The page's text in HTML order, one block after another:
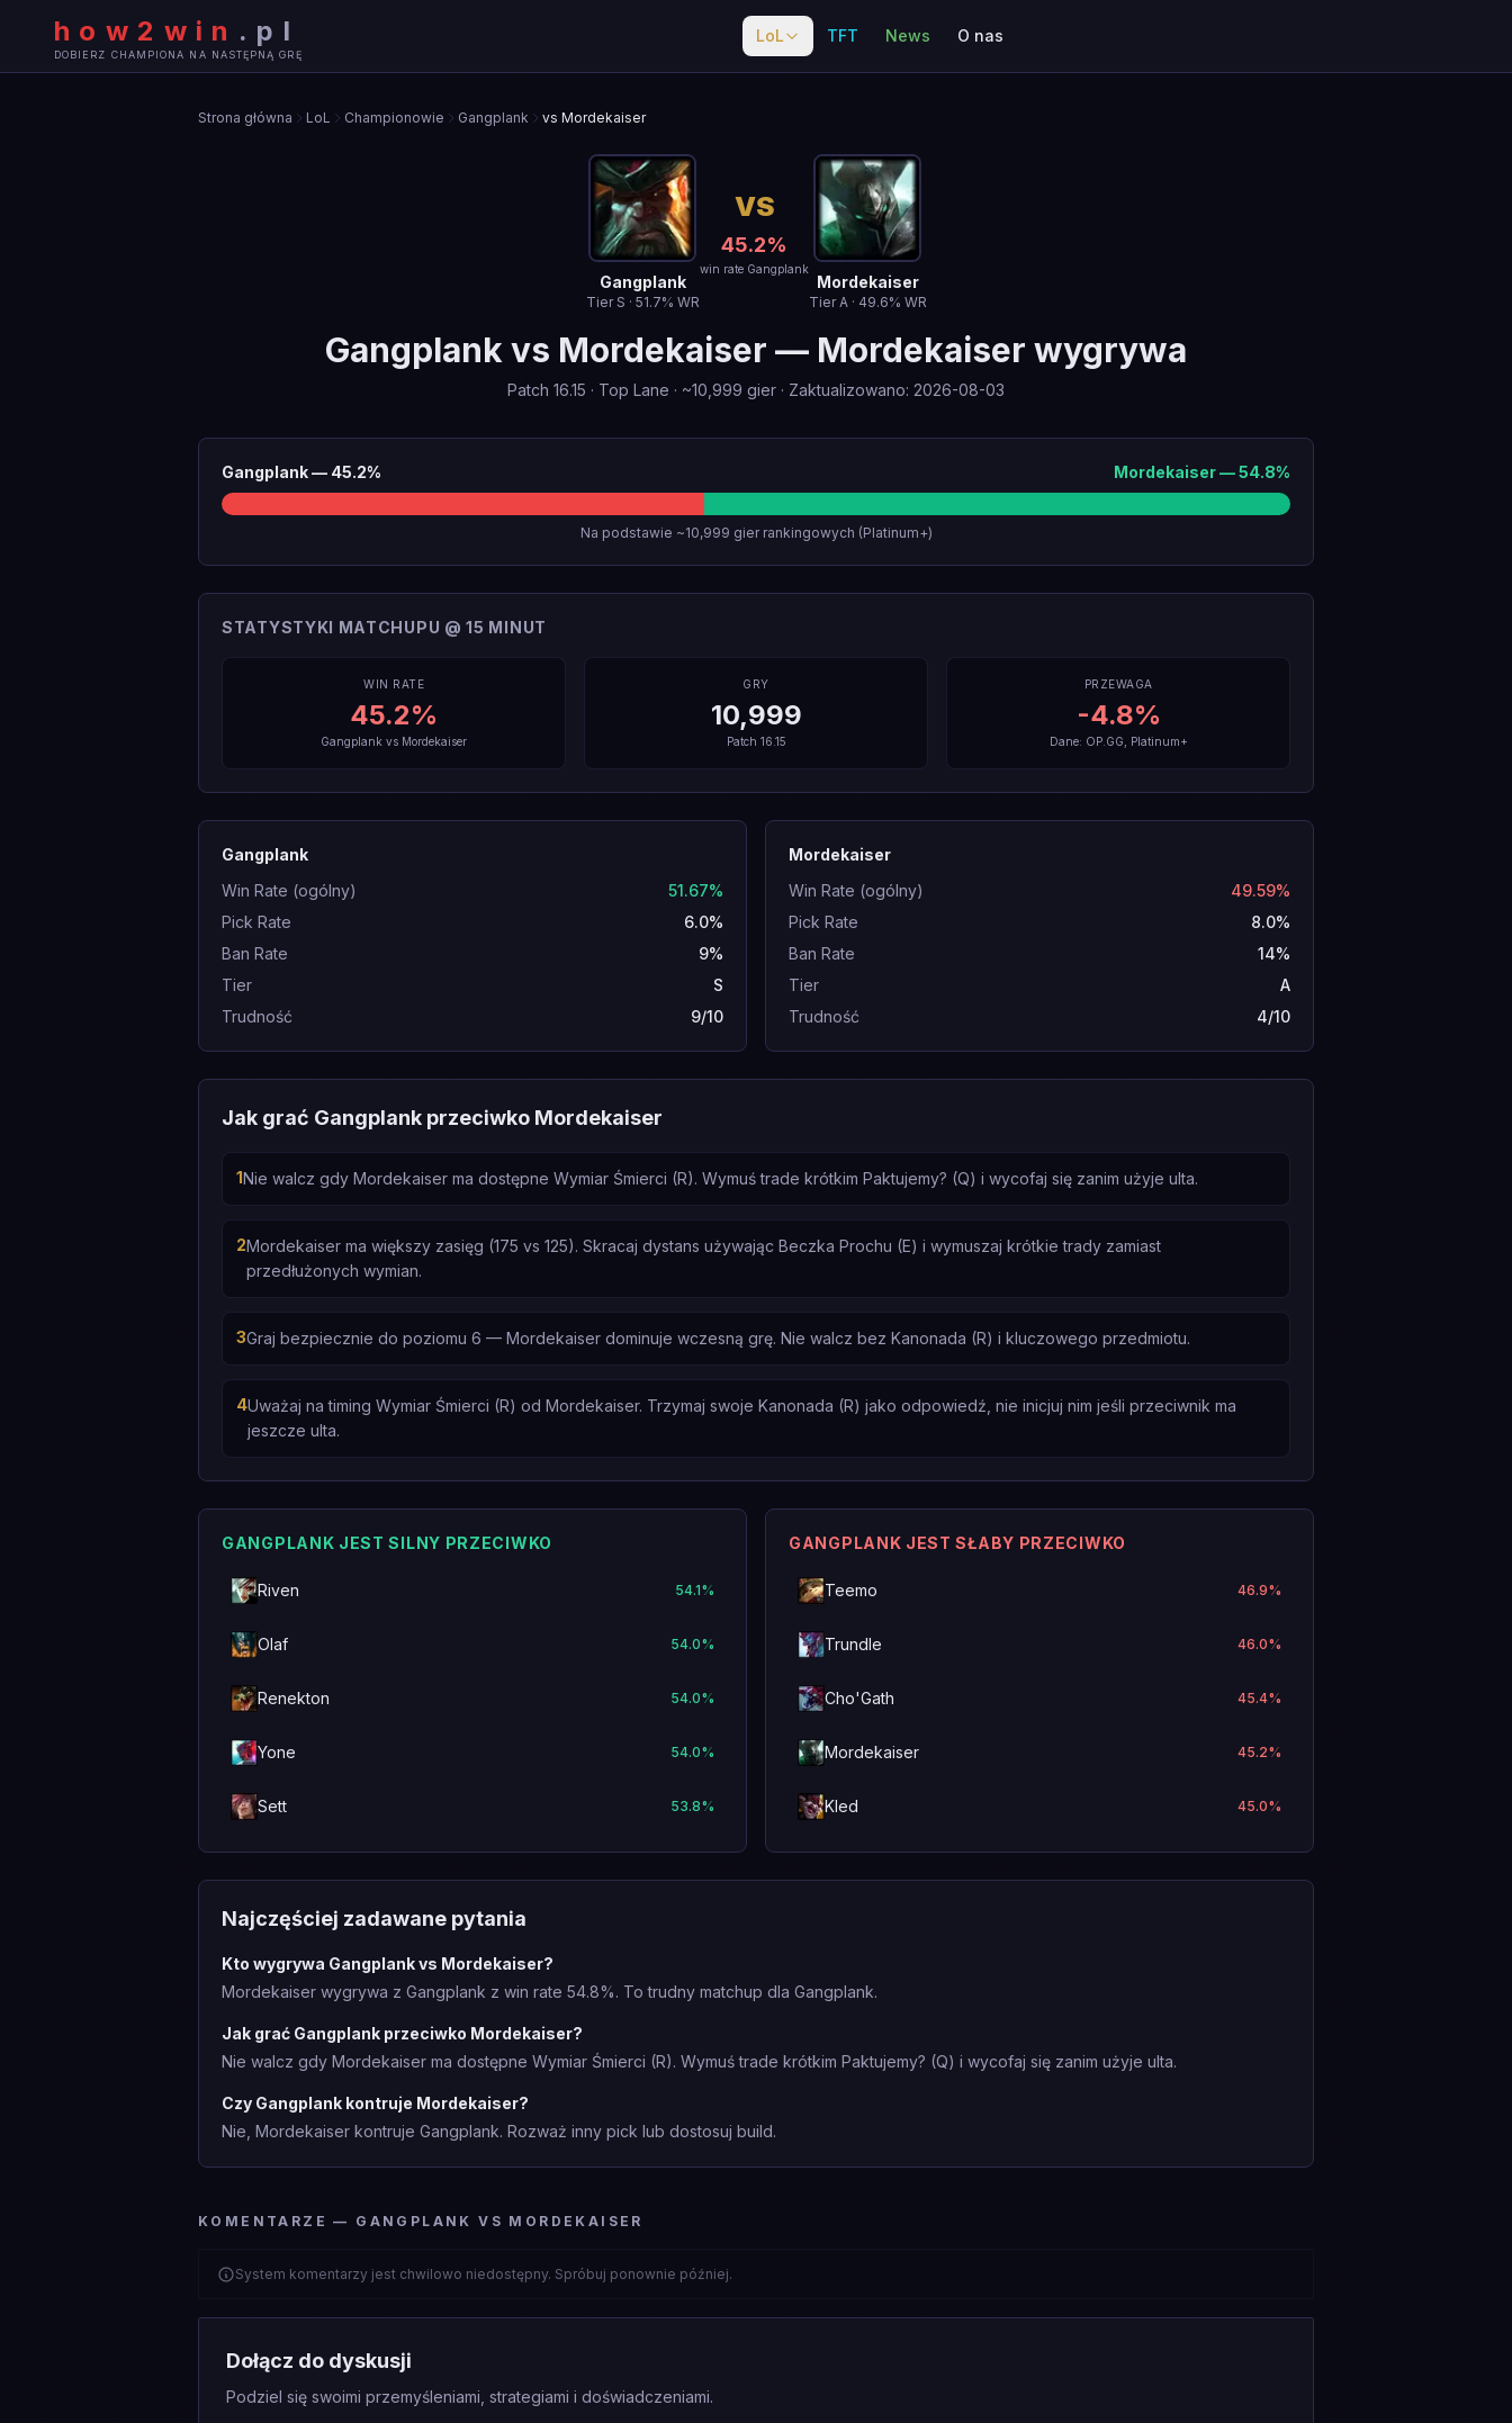
how2win . pl
DOBIERZ CHAMPIONA NA NASTĘPNĄ GRĘ
LoL TFT News O nas
Strona główna LoL Championowie Gangplank vs Mordekaiser
Gangplank
Tier S · 51.7% WR
VS
45.2%
win rate Gangplank
Mordekaiser
TierA· 49.6% WR
Gangplank vs Mordekaiser — Mordekaiser wygrywa
Patch 16.15 · Top Lane · ~10,999 gier · Zaktualizowano: 2026-08-03
Gangplank— 45.2% Mordekaiser—54.8%
Na podstawie ~10,999 gier rankingowych (Platinum+)
STATYSTYKI MATCHUPU @ 15 MINUT
WIN RATE
45.2%
Gangplank vs Mordekaiser
GRY
10,999
Patch 16.15
PRZEWAGA
-4.8%
Dane: OP.GG, Platinum+
Gangplank
Win Rate (ogólny)
51.67%
Pick Rate
6.0%
Ban Rate
9%
Tier
S
Trudność
9/10
Mordekaiser
Win Rate (ogólny)
49.59%
Pick Rate
8.0%
Ban Rate
14%
Tier
A
Trudność
4/10
Jak grać Gangplank przeciwko Mordekaiser
1Nie walcz gdy Mordekaiser ma dostępne Wymiar Śmierci (R). Wymuś trade krótkim Paktujemy? (Q) i wycofaj się zanim użyje ulta.
2Mordekaiser ma większy zasięg (175 vs 125). Skracaj dystans używając Beczka Prochu (E) i wymuszaj krótkie trady zamiast
przedłużonych wymian.
3Graj bezpiecznie do poziomu 6 — Mordekaiser dominuje wczesną grę. Nie walcz bez Kanonada (R) i kluczowego przedmiotu.
4Uważaj na timing Wymiar Śmierci (R) od Mordekaiser. Trzymaj swoje Kanonada (R) jako odpowiedź, nie inicjuj nim jeśli przeciwnik ma
jeszcze ulta.
GANGPLANK JEST SILNY PRZECIWKO
Riven 54.1%
Olaf 54.0%
Renekton 54.0%
Yone 54.0%
Sett 53.8%
GANGPLANK JEST SŁABY PRZECIWKO
Teemo 46.9%
Trundle 46.0%
Cho'Gath 45.4%
Mordekaiser 45.2%
Kled 45.0%
Najczęściej zadawane pytania
Kto wygrywa Gangplank vs Mordekaiser?
Mordekaiser wygrywa z Gangplank z win rate 54.8%. To trudny matchup dla Gangplank.
Jak grać Gangplank przeciwko Mordekaiser?
Nie walcz gdy Mordekaiser ma dostępne Wymiar Śmierci (R). Wymuś trade krótkim Paktujemy? (Q) i wycofaj się zanim użyje ulta.
Czy Gangplank kontruje Mordekaiser?
Nie, Mordekaiser kontruje Gangplank. Rozważ inny pick lub dostosuj build.
KOMENTARZE — GANGPLANK VS MORDEKAISER
System komentarzy jest chwilowo niedostępny. Spróbuj ponownie później.
Dołącz do dyskusji
Podziel się swoimi przemyśleniami, strategiami i doświadczeniami.